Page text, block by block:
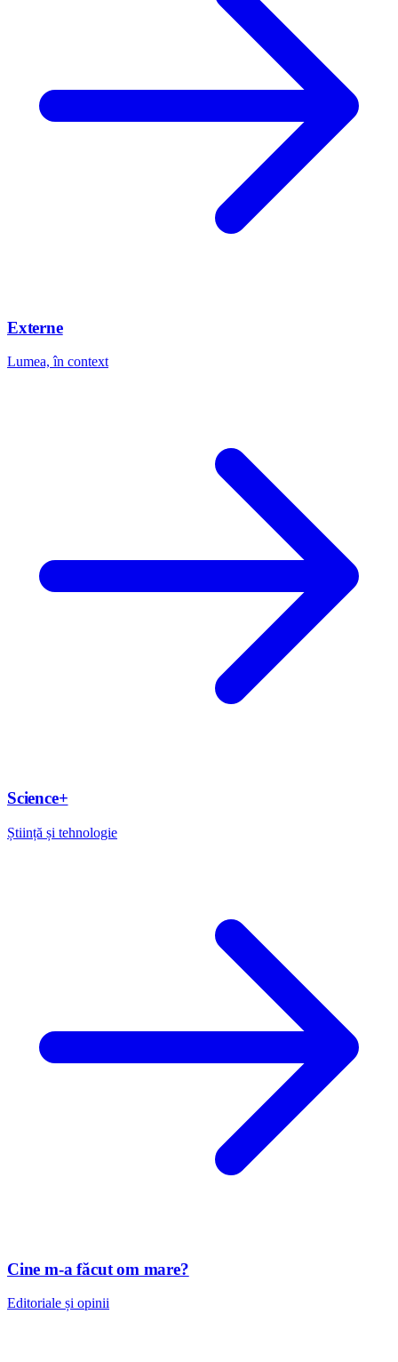
Externe
Lumea, în context
Science+
Știință și tehnologie
Cine m-a făcut om mare?
Editoriale și opinii